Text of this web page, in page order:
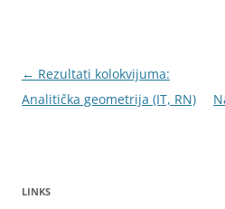
Post
navigation
← Rezultati kolokvijuma:
Analitička geometrija (IT, RN)
LINKS